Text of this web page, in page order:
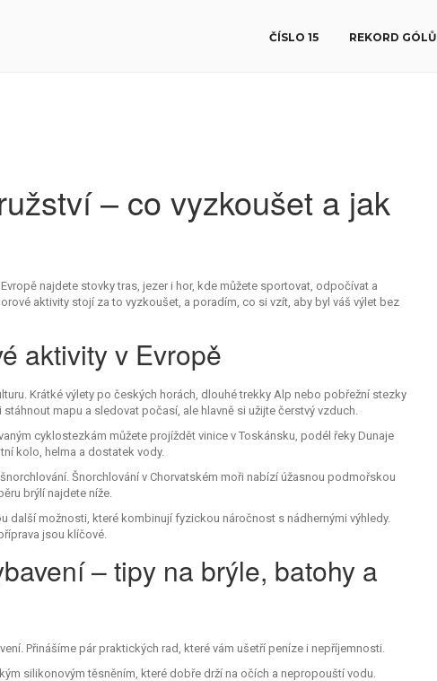
ČÍSLO 15 REKORD GÓLŮ
– co vyzkoušet a jak
najdete stovky tras, jezer i hor, kde můžete sportovat, odpočívat a
aktivity stojí za to vyzkoušet, a poradím, co si vzít, aby byl váš výlet bez
aktivity v Evropě
Krátké výlety po českých horách, dlouhé trekky Alp nebo pobřežní stezky
mapu a sledovat počasí, ale hlavně si užijte čerstvý vzduch.
cyklostezkám můžete projíždět vinice v Toskánsku, podél řeky Dunaje
kolo, helma a dostatek vody.
Šnorchlování v Chorvatském moři nabízí úžasnou podmořskou
brýlí najdete níže.
další možnosti, které kombinují fyzickou náročnost s nádhernými výhledy.
jsou klíčové.
– tipy na brýle, batohy a
Přinášíme pár praktických rad, které vám ušetří peníze i nepříjemnosti.
silikonovým těsněním, které dobře drží na očích a nepropouští vodu.